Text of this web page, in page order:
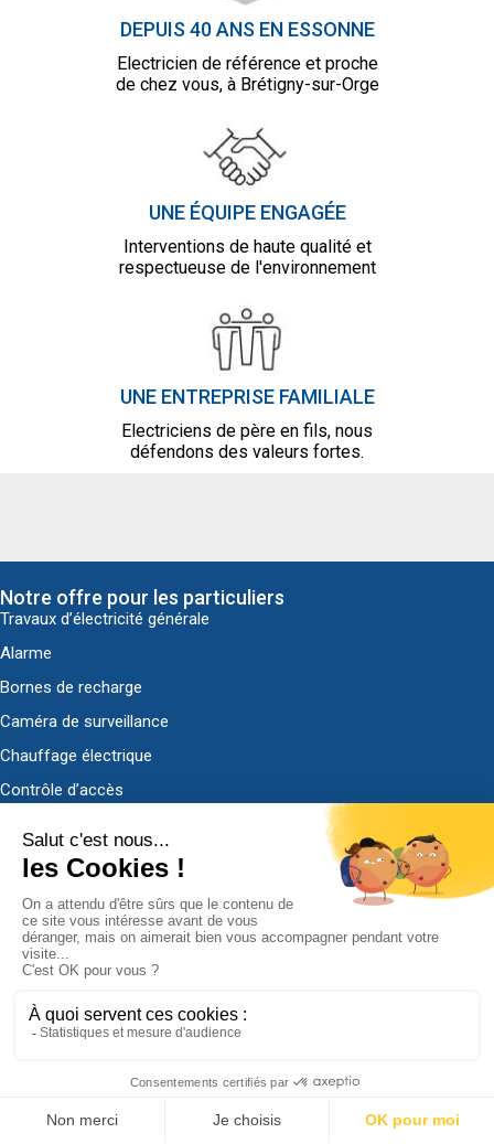
DEPUIS 40 ANS EN ESSONNE
Electricien de référence et proche
de chez vous, à Brétigny-sur-Orge
UNE ÉQUIPE ENGAGÉE
Interventions de haute qualité et
respectueuse de l'environnement
UNE ENTREPRISE FAMILIALE
Electriciens de père en fils, nous
défendons des valeurs fortes.
Notre offre pour les particuliers
Travaux d’électricité générale
Alarme
Bornes de recharge
Caméra de surveillance
Chauffage électrique
Contrôle d’accès
Domotique
Motorisation et automatisation
Panneaux solaires Beem®
Notre offre pour les pros
Mise en conformité électrique